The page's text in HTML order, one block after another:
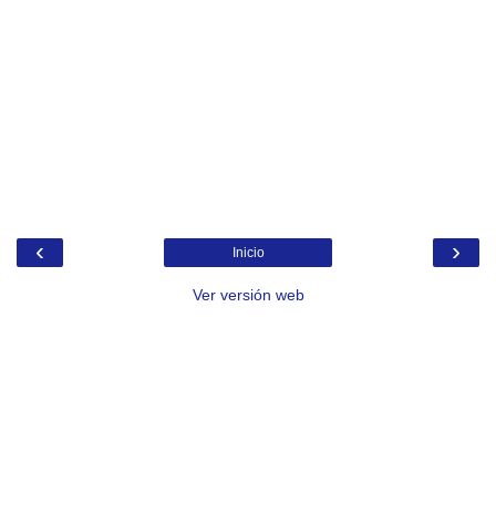
‹ ›
Inicio
Ver versión web